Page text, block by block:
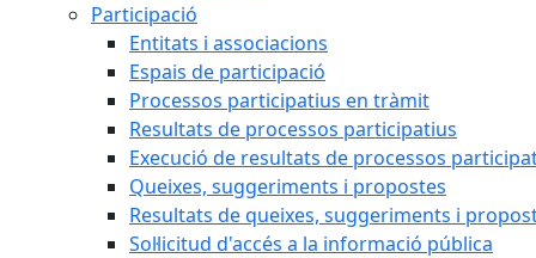
Participació
Entitats i associacions
Espais de participació
Processos participatius en tràmit
Resultats de processos participatius
Execució de resultats de processos
Queixes, suggeriments i propostes
Resultats de queixes, suggeriments i
Sol·licitud d'accés a la informació pública